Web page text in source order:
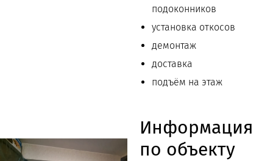
подоконников
установка откосов
демонтаж
доставка
подъём на этаж
Информация
по объекту